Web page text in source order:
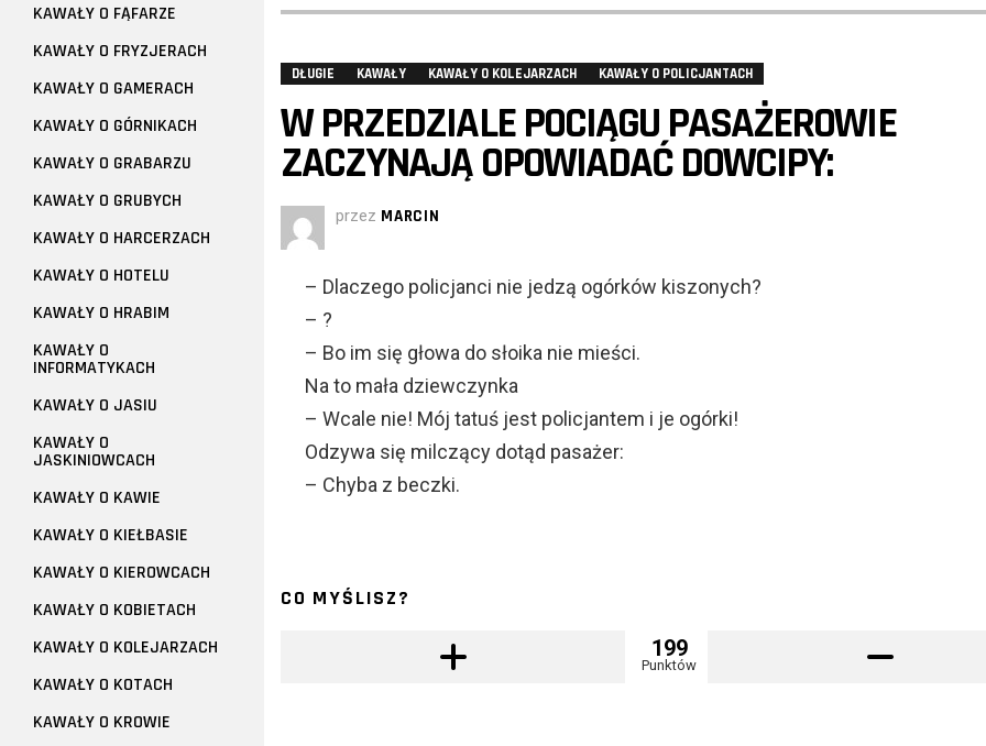
DŁUGIE KAWAŁY KAWAŁY O KOLEJARZACH KAWAŁY O POLICJANTACH
W PRZEDZIALE POCIĄGU PASAŻEROWIE
ZACZYNAJĄ OPOWIADAĆ DOWCIPY:
przez MARCIN
– Dlaczego policjanci nie jedzą ogórków kiszonych?
– ?
– Bo im się głowa do słoika nie mieści.
Na to mała dziewczynka
– Wcale nie! Mój tatuś jest policjantem i je ogórki!
Odzywa się milczący dotąd pasażer:
– Chyba z beczki.
CO MYŚLISZ?
199
Punktów
KAWAŁY O FĄFARZE
KAWAŁY O FRYZJERACH
KAWAŁY O GAMERACH
KAWAŁY O GÓRNIKACH
KAWAŁY O GRABARZU
KAWAŁY O GRUBYCH
KAWAŁY O HARCERZACH
KAWAŁY O HOTELU
KAWAŁY O HRABIM
KAWAŁY O
INFORMATYKACH
KAWAŁY O JASIU
KAWAŁY O
JASKINIOWCACH
KAWAŁY O KAWIE
KAWAŁY O KIEŁBASIE
KAWAŁY O KIEROWCACH
KAWAŁY O KOBIETACH
KAWAŁY O KOLEJARZACH
KAWAŁY O KOTACH
KAWAŁY O KROWIE